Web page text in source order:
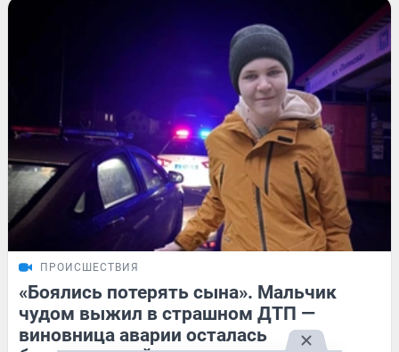
ПРОИСШЕСТВИЯ
«Боялись потерять сына». Мальчик
чудом выжил в страшном ДТП —
виновница аварии осталась